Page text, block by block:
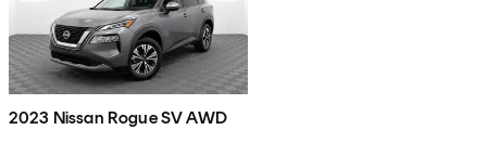
2023 Nissan Rogue SV AWD